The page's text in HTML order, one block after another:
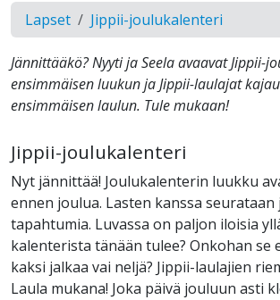
Lapset Jippii-joulukalenteri
Jännittääkö? Nyyti ja Seela avaavat Jippii-
ensimmäisen luukun ja Jippii-laulajat
ensimmäisen laulun. Tule mukaan!
Jippii-joulukalenteri
Nyt jännittää! Joulukalenterin luukku
ennen joulua. Lasten kanssa seurataan
tapahtumia. Luvassa on paljon iloisia
kalenterista tänään tulee? Onkohan se
kaksi jalkaa vai neljä? Jippii-laulajien
Laula mukana! Joka päivä jouluun asti